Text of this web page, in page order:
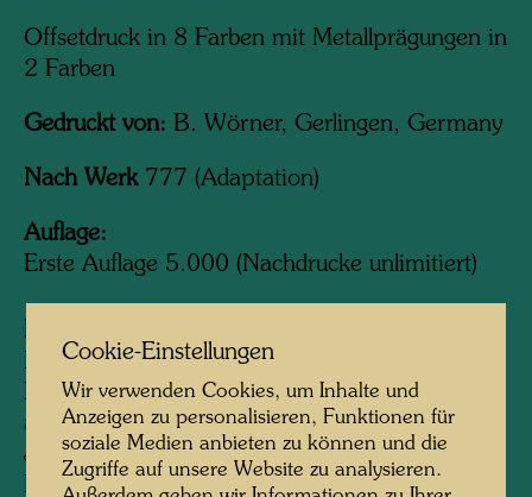
Offsetdruck in 8 Farben mit Metallprägungen in
2 Farben
Gedruckt von: B. Wörner, Gerlingen, Germany
Nach Werk777 (Adaptation)
Auflage:
Erste Auflage 5.000 (Nachdrucke unlimitiert)
Information:
Die Umweltaktion wurde initiiert von Fred
Banks, Harcourts Gallery, San Francisco,
anläßlich einer Hundertwasser-Ausstellung im
Jahr 1981. Die Übergabe der zwei von
Hundertwasser gestifteten Originalposter Save
Cookie-Einstellungen
Wir verwenden Cookies, um Inhalte und
Anzeigen zu personalisieren, Funktionen für
soziale Medien anbieten zu können und die
Zugriffe auf unsere Website zu analysieren.